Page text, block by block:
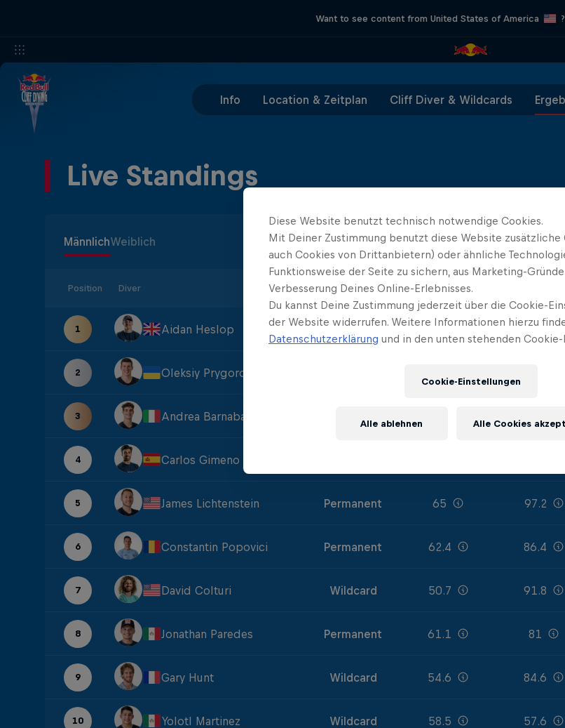
Want to see content from United States of America ?
Info
Location & Zeitplan Cliff Diver & Wildcards
Live Standings
MännlichWeiblich
Position Diver Diver Type Sprung 1
1 Aidan Heslop Permanent 70.2 88.2
2 Oleksiy Prygorov
3 Andrea Barnaba
4 Carlos Gimeno
5 James Lichtenstein Permanent 65 97.2
6 Constantin Popovici Permanent 62.4 86.4
7 David Colturi Wildcard 50.7 91.8
8 Jonathan Paredes Permanent 61.1 81
9 Gary Hunt Wildcard 54.6 84.6
10 Yolotl Martinez Wildcard 58.5 57.6
Diese Website benutzt technisch notwendige Cookies.
Mit Deiner Zustimmung benutzt diese Website zusätzliche
auch Cookies von Drittanbietern) oder ähnliche
Funktionsweise der Seite zu sichern, aus Marketing-
Verbesserung Deines Online-Erlebnisses.
Du kannst Deine Zustimmung jederzeit über die Cookie-
der Website widerrufen. Weitere Informationen hierzu
Datenschutzerklärung und in den unten stehenden Cookie-
Cookie-Einstellungen
Alle ablehnen Alle Cookies